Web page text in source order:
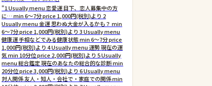
"1 Usually menu 恋愛運 目下、恋人募集中の方
に… min 6〜7分 price 1,000円(税別)より 2
Usually menu 金運 思わぬ大金が入るかも？ min
6〜7分 price 1,000円(税別)より 3 Usually menu
健康運 手相などでみる健康状態 min 6〜7分 price
1,000円(税別)より 4 Usually menu 運勢 現在の運
気 min 10分位 price 2,000円(税別)より 5 Usually
menu 総合鑑定 現在のあなたの総合的な診断 min
20分位 price 3,000円(税別)より 6 Usually menu
対人関係 友人・知人・会社で・家庭での関係 min